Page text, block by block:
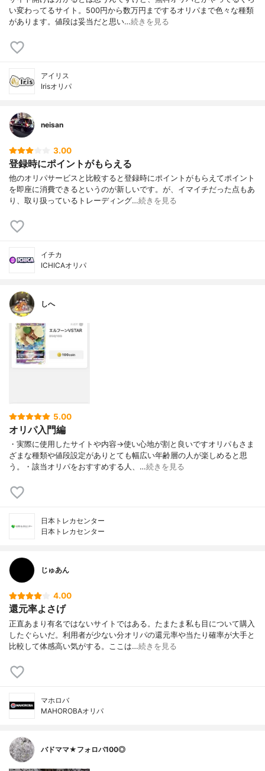
い変わってるサイト。500円から数万円までするオリパまで色々な種類
があります。値段は妥当だと思い…続きを見る
アイリス
Irisオリパ
neisan
3.00
登録時にポイントがもらえる
他のオリパサービスと比較すると登録時にポイントがもらえてポイント
を即座に消費できるというのが新しいです。が、イマイチだった点もあ
り、取り扱っているトレーディング…続きを見る
イチカ
ICHICAオリパ
しへ
5.00
オリパ入門編
・実際に使用したサイトや内容→使い心地が割と良いですオリパもさま
ざまな種類や値段設定がありとても幅広い年齢層の人が楽しめると思
う。・該当オリパをおすすめする人、…続きを見る
日本トレカセンター
日本トレカセンター
じゅあん
4.00
還元率よさげ
正直あまり有名ではないサイトではある。たまたま私も目について購入
したぐらいだ。利用者が少ない分オリパの還元率や当たり確率が大手と
比較して体感高い気がする。ここは…続きを見る
マホロバ
MAHOROBAオリパ
バドママ★フォロバ100◎